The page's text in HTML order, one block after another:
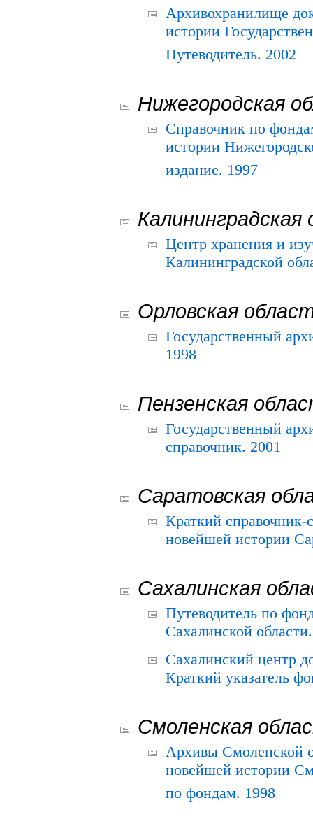
Архивохранилище
истории
Путеводитель. 2002
Нижегородская
Справочник по
истории
издание. 1997
Калининградская
Центр хранения и
Калининградской
Орловская
Государственный
1998
Пензенская
Государственный
справочник. 2001
Саратовская
Краткий
новейшей истории
Сахалинская
Путеводитель по
Сахалинской
Сахалинский центр
Краткий указатель
Смоленская
Архивы Смоленской
новейшей истории
по фондам. 1998